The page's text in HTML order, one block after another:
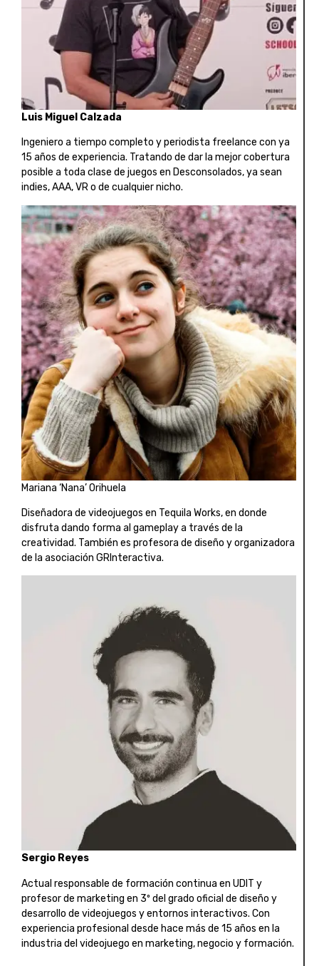
Luis Miguel Calzada
Ingeniero a tiempo completo y periodista freelance con ya
15 años de experiencia. Tratando de dar la mejor cobertura
posible a toda clase de juegos en Desconsolados, ya sean
indies, AAA, VR o de cualquier nicho.
Mariana ‘Nana’ Orihuela
Diseñadora de videojuegos en Tequila Works, en donde
disfruta dando forma al gameplay a través de la
creatividad. También es profesora de diseño y organizadora
de la asociación GRInteractiva.
Sergio Reyes
Actual responsable de formación continua en UDIT y
profesor de marketing en 3º del grado oficial de diseño y
desarrollo de videojuegos y entornos interactivos. Con
experiencia profesional desde hace más de 15 años en la
industria del videojuego en marketing, negocio y formación.